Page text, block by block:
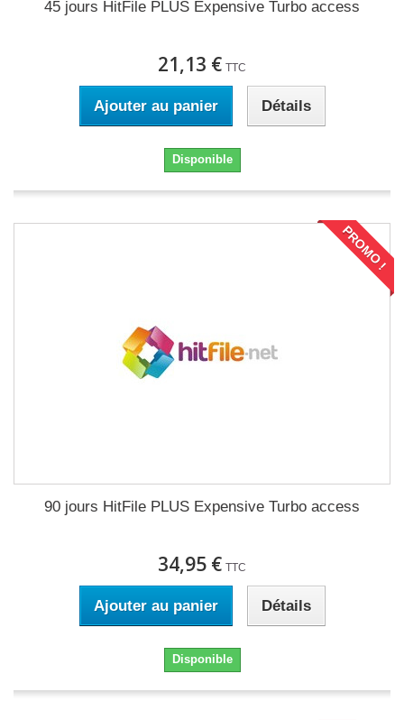
45 jours HitFile PLUS Expensive Turbo access
21,13 € TTC
Ajouter au panier Détails
Disponible
PROMO !
90 jours HitFile PLUS Expensive Turbo access
34,95 € TTC
Ajouter au panier Détails
Disponible